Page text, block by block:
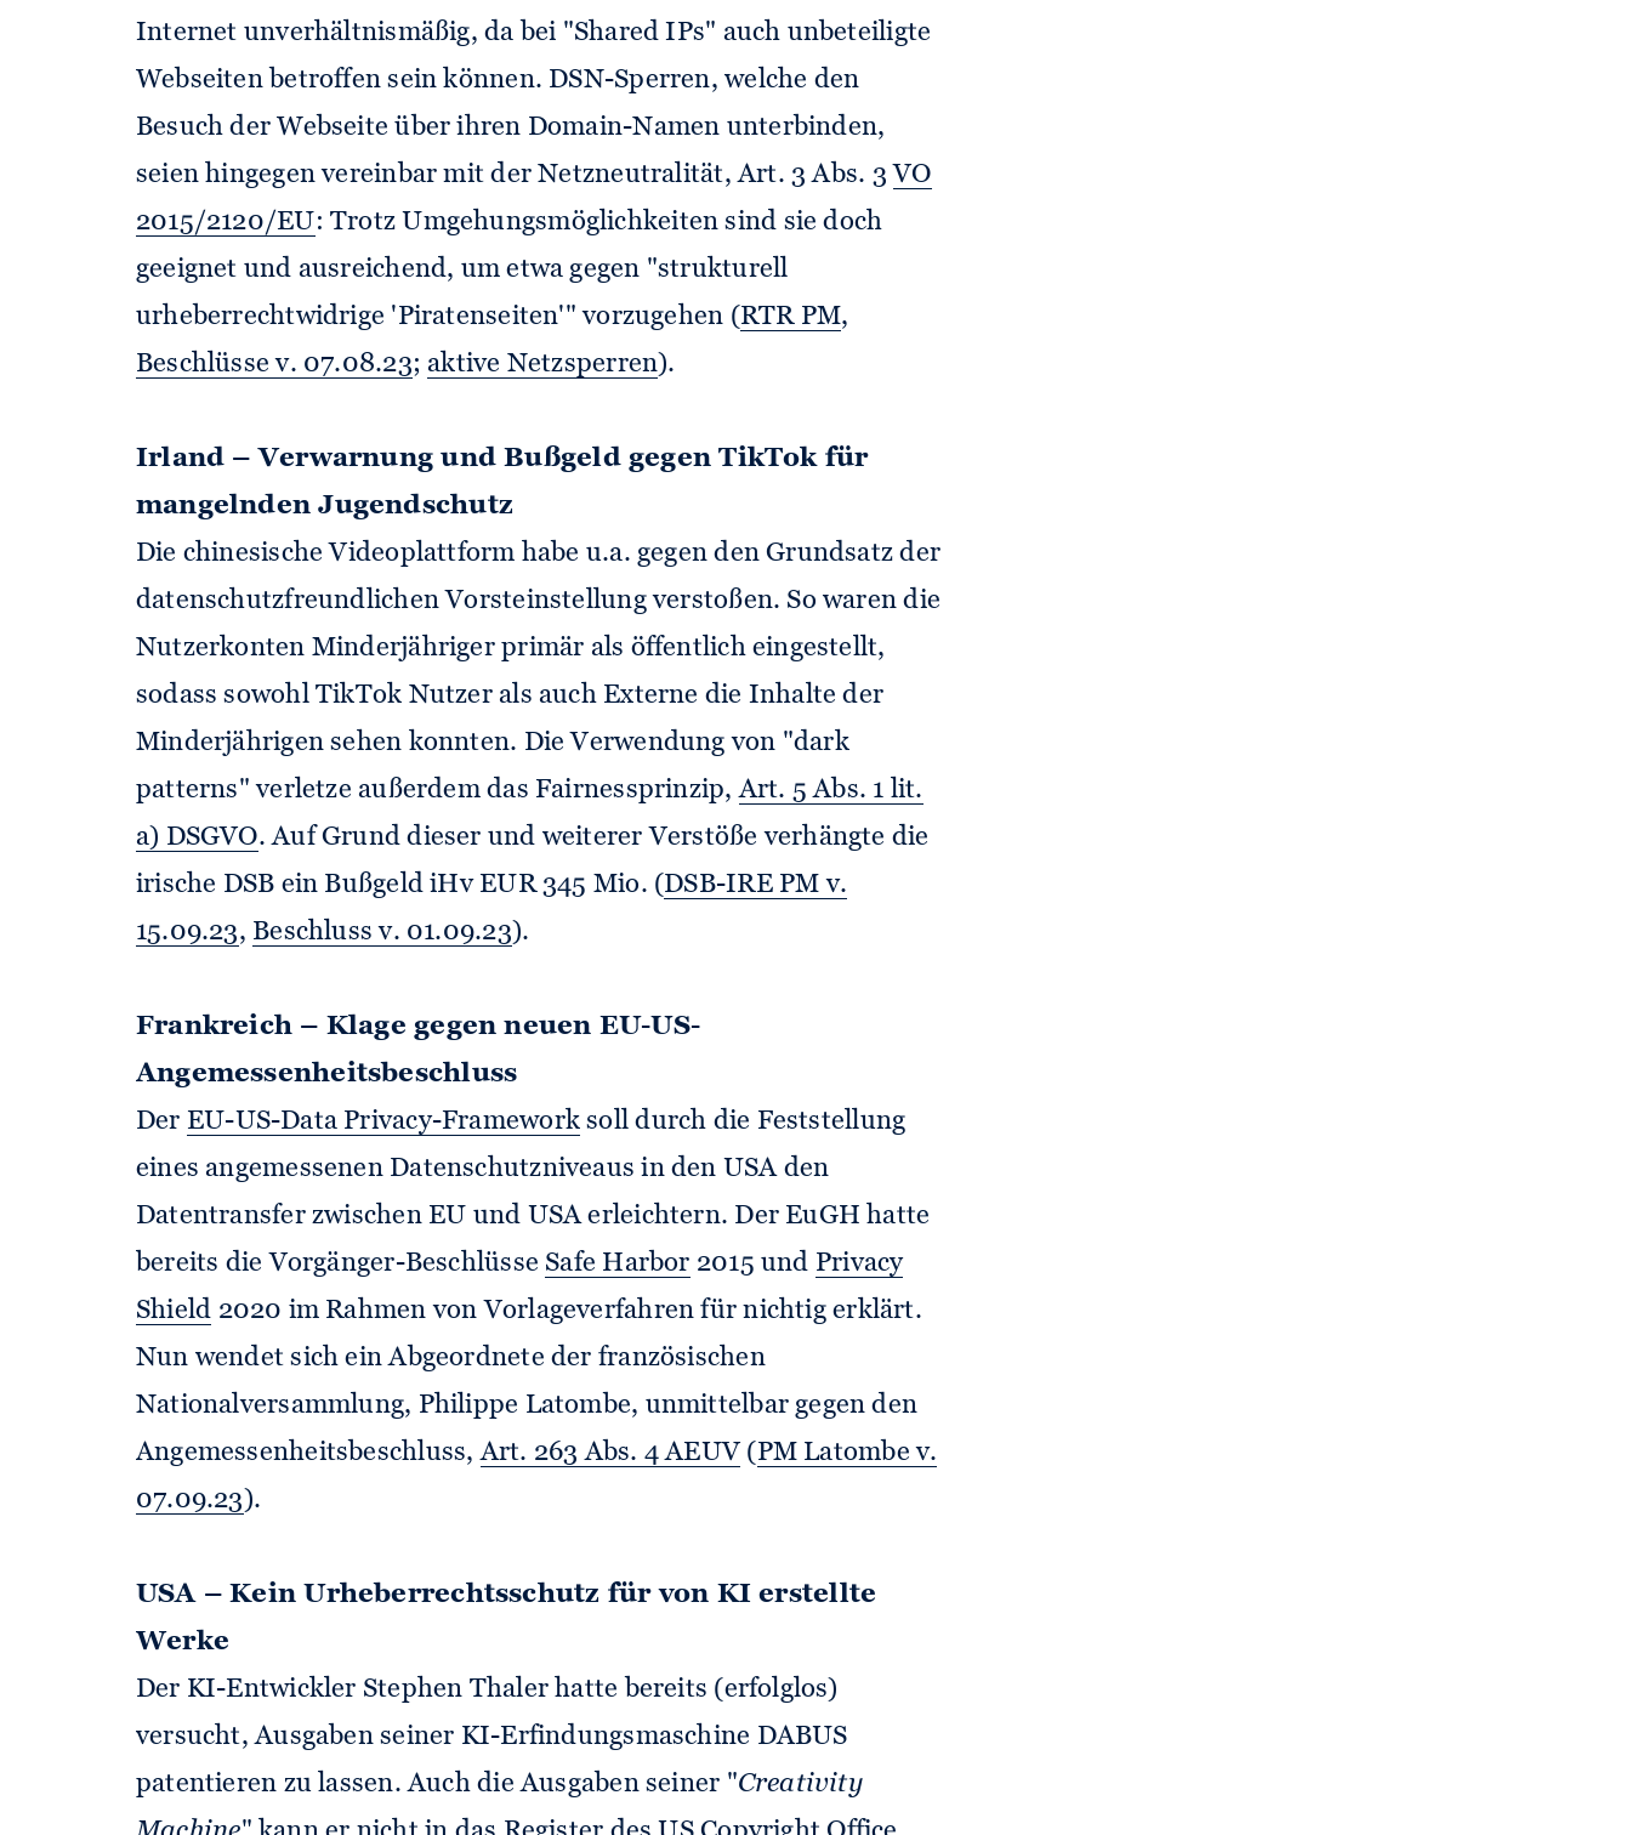
Internet unverhältnismäßig, da bei "Shared IPs" auch unbeteiligte
Webseiten betroffen sein können. DSN-Sperren, welche den
Besuch der Webseite über ihren Domain-Namen unterbinden,
seien hingegen vereinbar mit der Netzneutralität, Art. 3 Abs. 3VO
2015/2120/EU: Trotz Umgehungsmöglichkeiten sind sie doch
geeignet und ausreichend, um etwa gegen "strukturell
urheberrechtwidrige 'Piratenseiten'" vorzugehen (RTR PM,
Beschlüsse v. 07.08.23;aktive Netzsperren).
Irland – Verwarnung und Bußgeld gegen TikTok für
mangelnden Jugendschutz
Die chinesische Videoplattform habe u.a. gegen den Grundsatz der
datenschutzfreundlichen Vorsteinstellung verstoßen. So waren die
Nutzerkonten Minderjähriger primär als öffentlich eingestellt,
sodass sowohl TikTok Nutzer als auch Externe die Inhalte der
Minderjährigen sehen konnten. Die Verwendung von "dark
patterns" verletze außerdem das Fairnessprinzip,Art. 5 Abs. 1 lit.
a) DSGVO. Auf Grund dieser und weiterer Verstöße verhängte die
irische DSB ein Bußgeld iHv EUR 345 Mio. (DSB-IRE PM v.
15.09.23, Beschluss v. 01.09.23).
Frankreich – Klage gegen neuen EU-US-
Angemessenheitsbeschluss
Der EU-US-Data Privacy-Framework soll durch die Feststellung
eines angemessenen Datenschutzniveaus in den USA den
Datentransfer zwischen EU und USA erleichtern. Der EuGH hatte
bereits die Vorgänger-Beschlüsse Safe Harbor 2015 und Privacy
Shield 2020 im Rahmen von Vorlageverfahren für nichtig erklärt.
Nun wendet sich ein Abgeordnete der französischen
Nationalversammlung, Philippe Latombe, unmittelbar gegen den
Angemessenheitsbeschluss,Art. 263 Abs. 4 AEUV (PM Latombe v.
07.09.23 ).
USA – Kein Urheberrechtsschutz für von KI erstellte
Werke
Der KI-Entwickler Stephen Thaler hatte bereits (erfolglos)
versucht, Ausgaben seiner KI-Erfindungsmaschine DABUS
patentieren zu lassen. Auch die Ausgaben seiner "Creativity